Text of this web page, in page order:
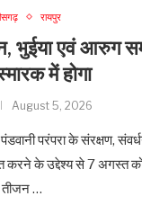
रायपुर
भुईया एवं आरुग
में होगा
August 5, 2026
पंडवानी परंपरा के संरक्षण,
करने के उद्देश्य से 7 अगस्त
तीजन …